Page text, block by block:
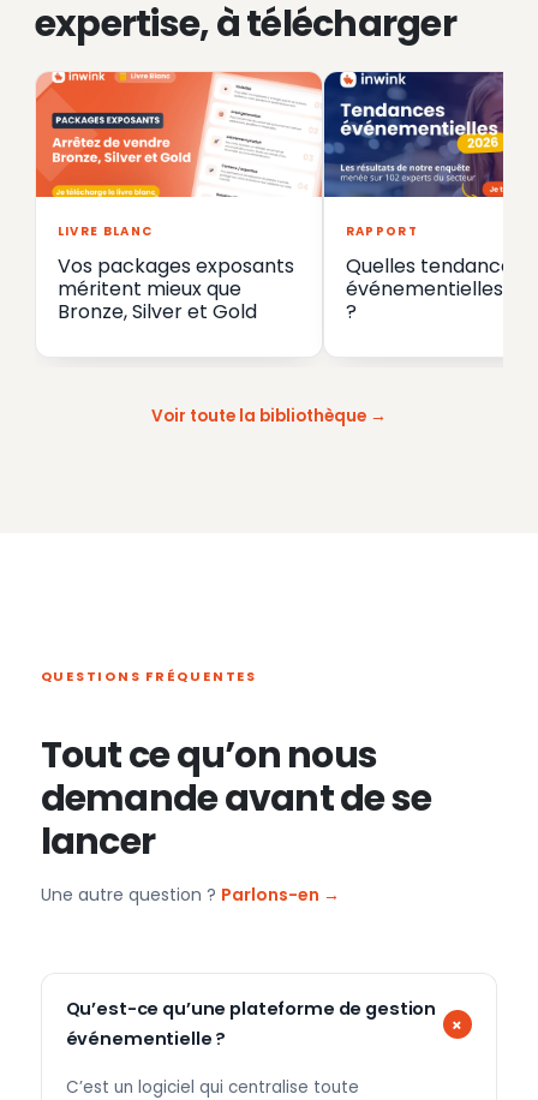
expertise, à télécharger
LIVRE BLANC
Vos packages exposants
méritent mieux que
Bronze, Silver et Gold
RAPPORT
Quelles tendances
événementielles en
?
Voir toute la bibliothèque
QUESTIONS FRÉQUENTES
Tout ce qu’on nous
demande avant de se
lancer
Une autre question ? Parlons-en →
Qu’est-ce qu’une plateforme de gestion
événementielle ?
C’est un logiciel qui centralise toute